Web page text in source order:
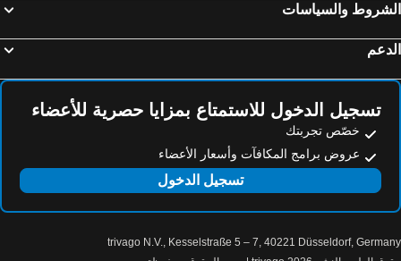
والسياسات
تسجيل الدخول للاستمتاع بمزايا حصرية للأعضاء
خصّص تجربتك
عروض برامج المكافآت وأسعار الأعضاء
تسجيل الدخول
trivago N.V., Kesselstraße 5 – 7, 40221 Düsseldorf,